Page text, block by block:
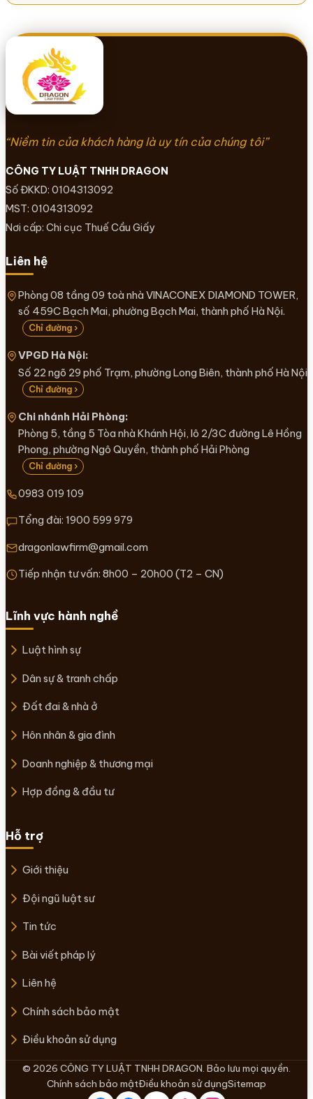
“Niềm tin của khách hàng là uy tín của chúng tôi”
CÔNG TY LUẬT TNHH DRAGON
Số ĐKKD: 0104313092
MST: 0104313092
Nơi cấp: Chi cục Thuế Cầu Giấy
Liên hệ
Phòng 08 tầng 09 toà nhà VINACONEX DIAMOND TOWER,
số 459C Bạch Mai, phường Bạch Mai, thành phố Hà Nội.
Chỉ đường ›
VPGD Hà Nội:
Số 22 ngõ 29 phố Trạm, phường Long Biên, thành phố Hà Nội
Chỉ đường ›
Chi nhánh Hải Phòng:
Phòng 5, tầng 5 Tòa nhà Khánh Hội, lô 2/3C đường Lê Hồng
Phong, phường Ngô Quyền, thành phố Hải Phòng
Chỉ đường ›
0983 019 109
Tổng đài: 1900 599 979
dragonlawfirm@gmail.com
Tiếp nhận tư vấn: 8h00 – 20h00 (T2 – CN)
Lĩnh vực hành nghề
Luật hình sự
Dân sự & tranh chấp
Đất đai & nhà ở
Hôn nhân & gia đình
Doanh nghiệp & thương mại
Hợp đồng & đầu tư
Hỗ trợ
Giới thiệu
Đội ngũ luật sư
Tin tức
Bài viết pháp lý
Liên hệ
Chính sách bảo mật
Điều khoản sử dụng
© 2026 CÔNG TY LUẬT TNHH DRAGON. Bảo lưu mọi quyền.
Chính sách bảo mậtĐiều khoản sử dụngSitemap